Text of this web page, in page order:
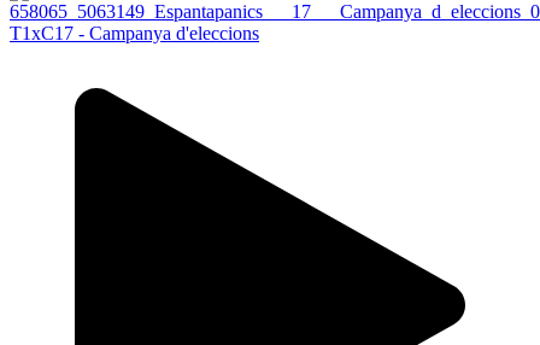
T1xC17 - Campanya d'eleccions